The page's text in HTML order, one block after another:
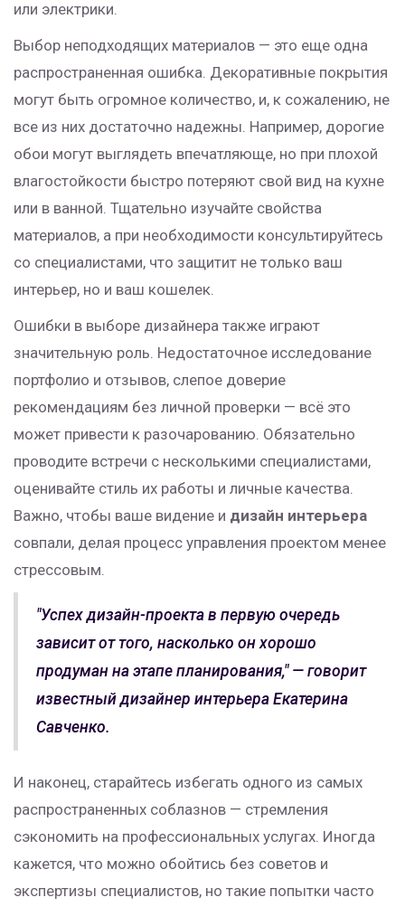
или электрики.
Выбор неподходящих материалов — это еще одна
распространенная ошибка. Декоративные покрытия
могут быть огромное количество, и, к сожалению, не
все из них достаточно надежны. Например, дорогие
обои могут выглядеть впечатляюще, но при плохой
влагостойкости быстро потеряют свой вид на кухне
или в ванной. Тщательно изучайте свойства
материалов, а при необходимости консультируйтесь
со специалистами, что защитит не только ваш
интерьер, но и ваш кошелек.
Ошибки в выборе дизайнера также играют
значительную роль. Недостаточное исследование
портфолио и отзывов, слепое доверие
рекомендациям без личной проверки — всё это
может привести к разочарованию. Обязательно
проводите встречи с несколькими специалистами,
оценивайте стиль их работы и личные качества.
Важно, чтобы ваше видение и дизайн интерьера
совпали, делая процесс управления проектом менее
стрессовым.
"Успех дизайн-проекта в первую очередь
зависит от того, насколько он хорошо
продуман на этапе планирования," — говорит
известный дизайнер интерьера Екатерина
Савченко.
И наконец, старайтесь избегать одного из самых
распространенных соблазнов — стремления
сэкономить на профессиональных услугах. Иногда
кажется, что можно обойтись без советов и
экспертизы специалистов, но такие попытки часто